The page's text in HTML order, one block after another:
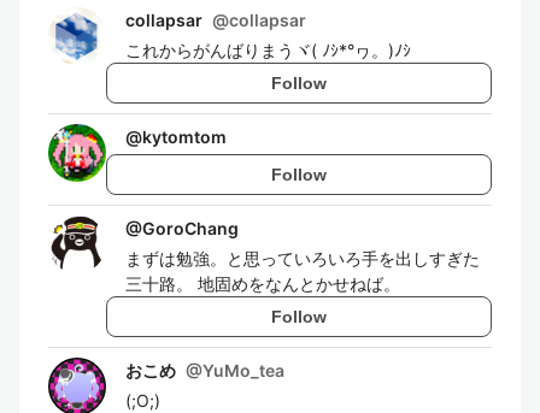
collapsar @collapsar
これからがんばりまうヾ( ﾉｼ*°ヮ。)ﾉｼ
Follow
@kytomtom
Follow
@GoroChang
まずは勉強。と思っていろいろ手を出しすぎた
三十路。 地固めをなんとかせねば。
Follow
おこめ @YuMo_tea
(;O;)